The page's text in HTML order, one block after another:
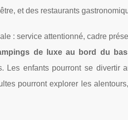
et des restaurants
: service attentionné, cadre
de luxe au bord du
Les enfants pourront se divertir
pourront explorer les